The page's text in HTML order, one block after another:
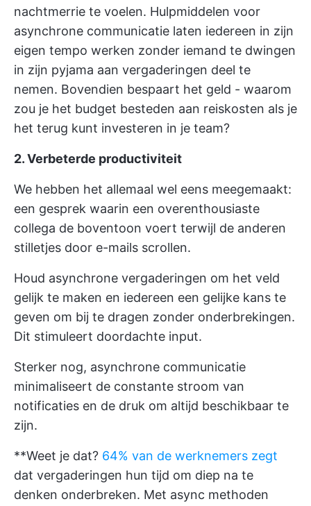
nachtmerrie te voelen. Hulpmiddelen voor
asynchrone communicatie laten iedereen in zijn
eigen tempo werken zonder iemand te dwingen
in zijn pyjama aan vergaderingen deel te
nemen. Bovendien bespaart het geld - waarom
zou je het budget besteden aan reiskosten als je
het terug kunt investeren in je team?
2. Verbeterde productiviteit
We hebben het allemaal wel eens meegemaakt:
een gesprek waarin een overenthousiaste
collega de boventoon voert terwijl de anderen
stilletjes door e-mails scrollen.
Houd asynchrone vergaderingen om het veld
gelijk te maken en iedereen een gelijke kans te
geven om bij te dragen zonder onderbrekingen.
Dit stimuleert doordachte input.
Sterker nog, asynchrone communicatie
minimaliseert de constante stroom van
notificaties en de druk om altijd beschikbaar te
zijn.
**Weet je dat? 64% van de werknemers zegt
dat vergaderingen hun tijd om diep na te
denken onderbreken. Met async methoden